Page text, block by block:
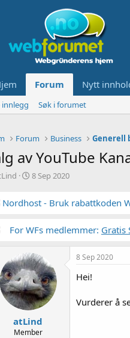
Forum Nytt
innlegg Søk i forumet
Forum Business Generell
av YouTube
S
r
d
t
o
8 Sep 2020
Nordhost - Bruk rabattkoden
For WFs medlemmer: Gratis
atLind
Member
8 Sep 2020
Hei!
Vurderer å